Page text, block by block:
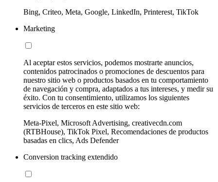
Bing, Criteo, Meta, Google, LinkedIn, Printerest, TikTok
Marketing
Al aceptar estos servicios, podemos mostrarte anuncios,
contenidos patrocinados o promociones de descuentos para
nuestro sitio web o productos basados en tu comportamiento
de navegación y compra, adaptados a tus intereses, y medir su
éxito. Con tu consentimiento, utilizamos los siguientes
servicios de terceros en este sitio web:
Meta-Pixel, Microsoft Advertising, creativecdn.com
(RTBHouse), TikTok Pixel, Recomendaciones de productos
basadas en clics, Ads Defender
Conversion tracking extendido